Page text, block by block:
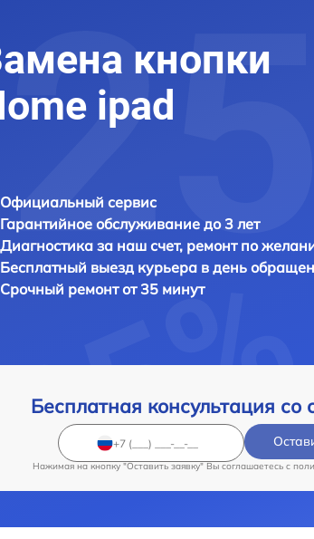
кнопки
ipad
Официальный сервис
Гарантийное обслуживание до 3 лет
Диагностика за наш счет, ремонт по
Бесплатный выезд курьера в день
Срочный ремонтот 35 минут
Бесплатная консультация со
Нажимая на кнопку "Оставить заявку" Вы соглашаетесь c